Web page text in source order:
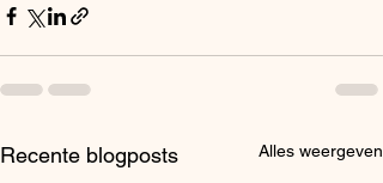
Recente blogposts Alles weergeven